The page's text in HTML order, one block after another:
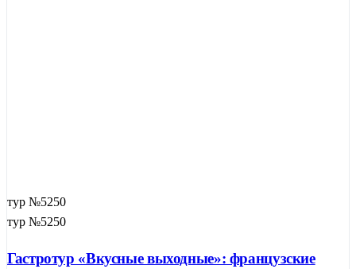
тур №5250
тур №5250
Гастротур «Вкусные выходные»: французские